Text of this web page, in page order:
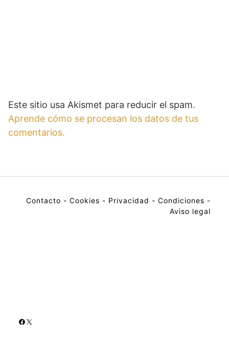
Este sitio usa Akismet para reducir el spam.
Aprende cómo se procesan los datos de tus
comentarios.
Contacto - Cookies - Privacidad - Condiciones -
Aviso legal